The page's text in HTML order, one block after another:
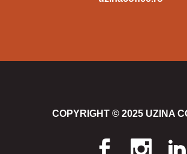
COPYRIGHT © 2025 UZINA